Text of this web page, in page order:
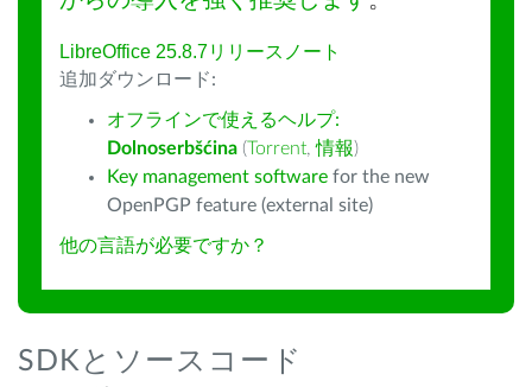
LibreOffice 25.8.7リリースノート
追加ダウンロード:
オフラインで使えるヘルプ:
Dolnoserbšćina (Torrent,情報)
Key management software for the new
OpenPGP feature (external site)
他の言語が必要ですか？
SDKとソースコード